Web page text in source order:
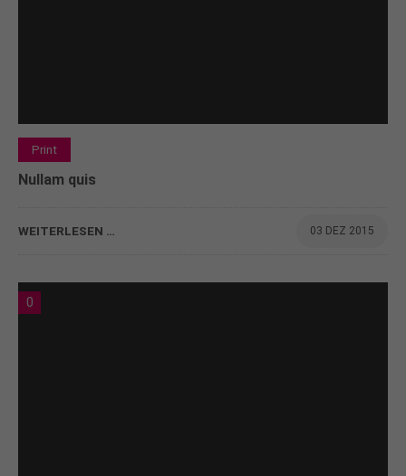
Print
Nullam quis
WEITERLESEN … 03 DEZ 2015
0